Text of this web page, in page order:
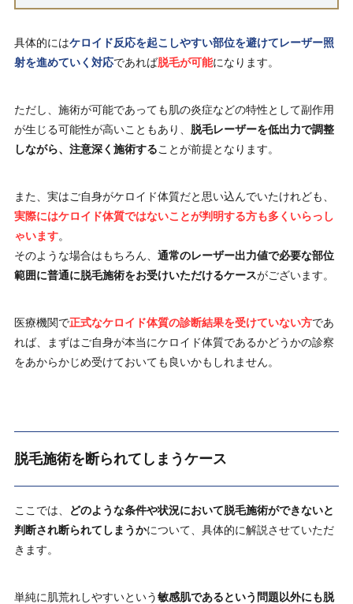
具体的にはケロイド反応を起こしやすい部位を避けてレーザー照
射を進めていく対応であれば脱毛が可能になります。
ただし、施術が可能であっても肌の炎症などの特性として副作用
が生じる可能性が高いこともあり、 脱毛レーザーを低出力で調整
しながら、注意深く施術することが前提となります。
また、実はご自身がケロイド体質だと思い込んでいたけれども、
実際にはケロイド体質ではないことが判明する方も多くいらっし
ゃいます。
そのような場合はもちろん、 通常のレーザー出力値で必要な部位
範囲に普通に脱毛施術をお受けいただけるケースがございます。
医療機関で正式なケロイド体質の診断結果を受けていない方であ
れば、まずはご自身が本当にケロイド体質であるかどうかの診察
をあからかじめ受けておいても良いかもしれません。
脱毛施術を断られてしまうケース
ここでは、
どのような条件や状況において脱毛施術ができないと
判断され断られてしまうかについて、具体的に解説させていただ
きます。
単純に肌荒れしやすいという敏感肌であるという問題以外にも脱